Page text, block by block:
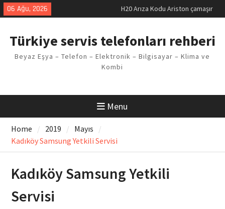
Skip
to
06 Ağu, 2026
H20 Arıza Kodu Ariston çamaşır
makinesi Sorunu
Arçelik buzdolabı F5 Hatası
Vaillant çamaşır makinesi E03
Arıza Kodu
Türkiye servis telefonları rehberi
Beyaz Eşya – Telefon – Elektronik – Bilgisayar – Klima ve
Kombi
Menu
Home 2019
Mayıs
Kadıköy Samsung Yetkili Servisi
Kadıköy Samsung Yetkili
Servisi